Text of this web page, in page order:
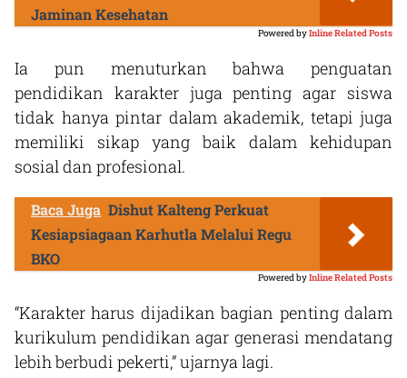
Jaminan Kesehatan
Powered byInline Related Posts
Ia pun menuturkan bahwa penguatan
pendidikan karakter juga penting agar siswa
tidak hanya pintar dalam akademik, tetapi juga
memiliki sikap yang baik dalam kehidupan
sosial dan profesional.
Baca Juga Dishut Kalteng Perkuat
Kesiapsiagaan Karhutla Melalui Regu
BKO
Powered byInline Related Posts
“Karakter harus dijadikan bagian penting dalam
kurikulum pendidikan agar generasi mendatang
lebih berbudi pekerti,” ujarnya lagi.